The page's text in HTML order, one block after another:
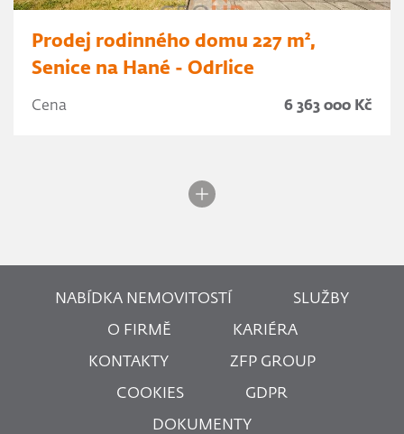
Prodej rodinného domu 227 m²,
Senice na Hané - Odrlice
Cena 6 363 000 Kč
NABÍDKA NEMOVITOSTÍ SLUŽBY
O FIRMĚ KARIÉRA
KONTAKTY ZFP GROUP
COOKIES GDPR
DOKUMENTY